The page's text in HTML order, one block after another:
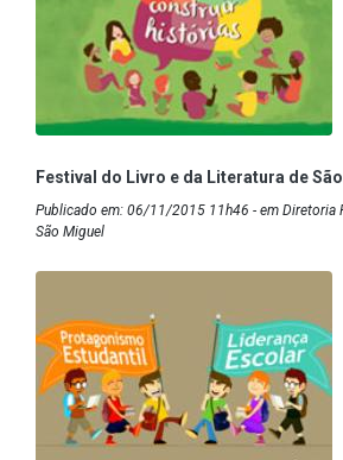
Festival do Livro e da Literatura de
Publicado em: 06/11/2015 11h46 - em Diretoria
São Miguel